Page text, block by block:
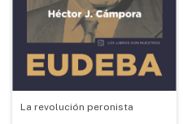
La revolución peronista